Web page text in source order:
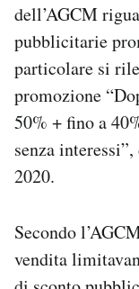
Area
Newsletter
Notifiche
Regala il Post
Hai bisogno di
Esci
dell’AGCM
pubblicitarie
particolare si
promozione
50% + fino a
senza
2020.
Secondo
vendita